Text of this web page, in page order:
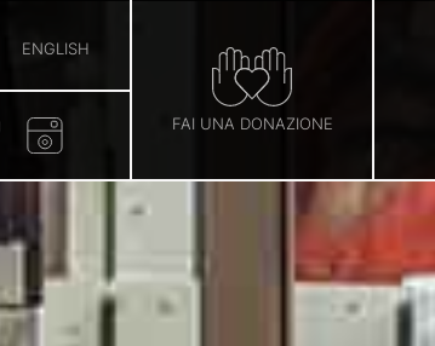
FAI UNA DONAZIONE
ENGLISH